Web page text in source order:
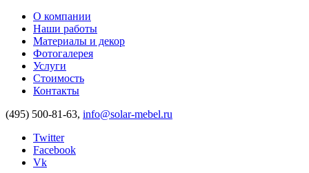
О компании
Наши работы
Материалы и декор
Фотогалерея
Услуги
Стоимость
Контакты
(495) 500-81-63, info@solar-mebel.ru
Twitter
Facebook
Vk